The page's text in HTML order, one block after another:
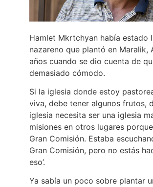
Hamlet Mkrtchyan había estado
nazareno que plantó en Maralik,
años cuando se dio cuenta de
demasiado cómodo.
Si la iglesia donde estoy
viva, debe tener algunos frutos,
iglesia necesita ser una iglesia
misiones en otros lugares
Gran Comisión. Estaba
Gran Comisión, pero no estás
eso’.
Ya sabía un poco sobre plantar